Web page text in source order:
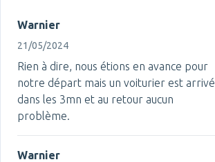
Warnier
21/05/2024
Rien à dire, nous étions en avance pour
notre départ mais un voiturier est arrivé
dans les 3mn et au retour aucun
problème.
Warnier